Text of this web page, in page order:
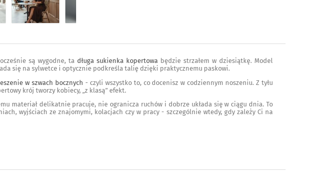
są wygodne, ta długa sukienka kopertowa będzie strzałem w dziesiątkę. Model
się na sylwetce i optycznie podkreśla talię dzięki praktycznemu paskowi.
w szwach bocznych - czyli wszystko to, co docenisz w codziennym noszeniu. Z tyłu
krój tworzy kobiecy, „z klasą” efekt.
materiał delikatnie pracuje, nie ogranicza ruchów i dobrze układa się w ciągu dnia. To
wyjściach ze znajomymi, kolacjach czy w pracy - szczególnie wtedy, gdy zależy Ci na